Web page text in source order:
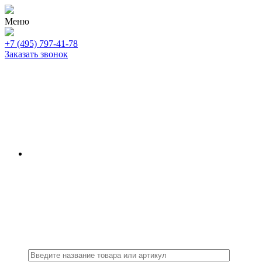
Меню
+7 (495) 797-41-78
Заказать звонок